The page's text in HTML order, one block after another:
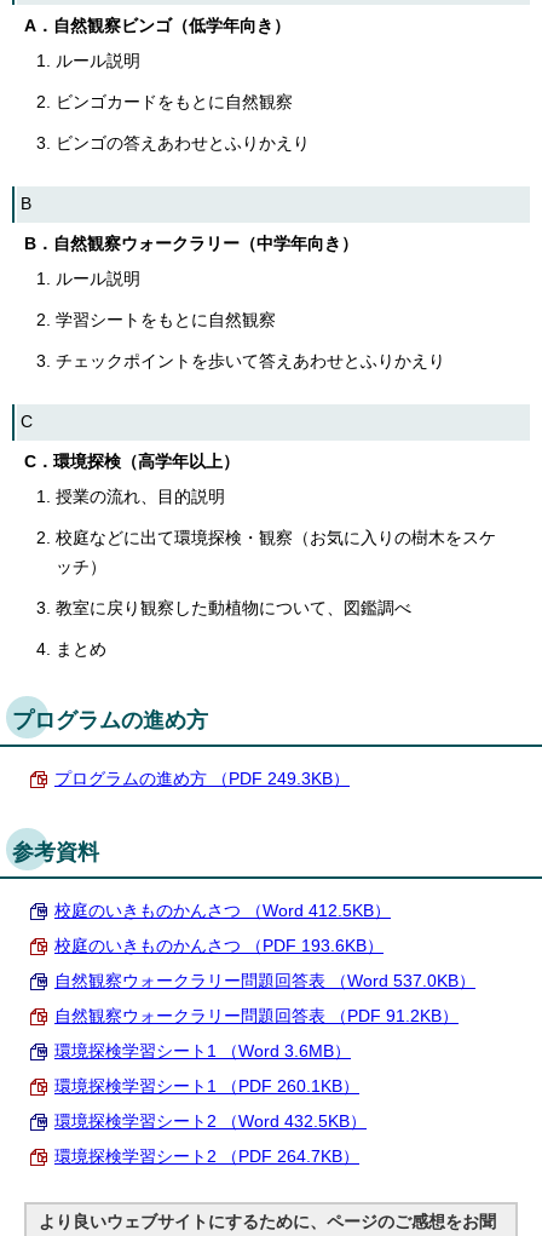
A．自然観察ビンゴ（低学年向き）
ルール説明
ビンゴカードをもとに自然観察
ビンゴの答えあわせとふりかえり
B
B．自然観察ウォークラリー（中学年向き）
ルール説明
学習シートをもとに自然観察
チェックポイントを歩いて答えあわせとふりかえり
C
C．環境探検（高学年以上）
授業の流れ、目的説明
校庭などに出て環境探検・観察（お気に入りの樹木をスケ
ッチ）
教室に戻り観察した動植物について、図鑑調べ
まとめ
プログラムの進め方
プログラムの進め方 （PDF 249.3KB）
参考資料
校庭のいきものかんさつ （Word 412.5KB）
校庭のいきものかんさつ （PDF 193.6KB）
自然観察ウォークラリー問題回答表 （Word 537.0KB）
自然観察ウォークラリー問題回答表 （PDF 91.2KB）
環境探検学習シート1 （Word 3.6MB）
環境探検学習シート1 （PDF 260.1KB）
環境探検学習シート2 （Word 432.5KB）
環境探検学習シート2 （PDF 264.7KB）
より良いウェブサイトにするために、ページのご感想をお聞